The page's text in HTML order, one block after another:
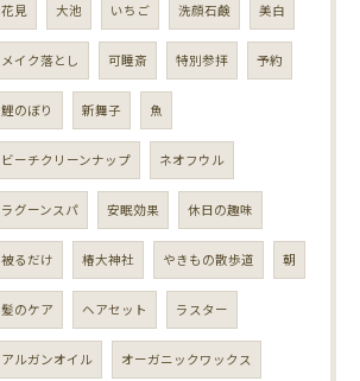
花見 大池 いちご 洗顔石鹸 美白
メイク落とし 可睡斎 特別参拝 予約
鯉のぼり 新舞子 魚
ビーチクリーンナップ ネオフウル
ラグーンスパ 安眠効果 休日の趣味
被るだけ 椿大神社 やきもの散歩道 朝
髪のケア ヘアセット ラスター
アルガンオイル オーガニックワックス